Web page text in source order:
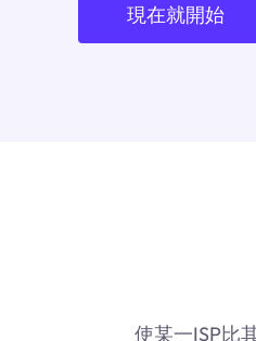
現在就開始
使某一ISP比